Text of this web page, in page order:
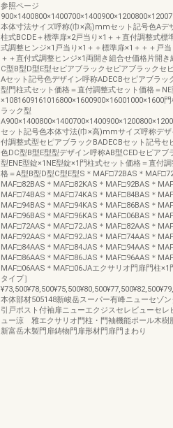
参照ページ
本体寸法サイズ呼称(巾×高)mmセット記号色Aデ
柱式BCDE＋標準扉×2戸当り×1＋＋直付調整式標
式調整ヒンジ×1戸当り×1＋＋標準扉×1＋＋＋戸当
＋＋直付式調整ヒンジ×1両開き組合せ価格片開き
C型B型D型E型セピアブラックセピアブラックセ
Aセット記号色デザイン呼称ADECBセピアブラッ
型門柱式セット価格＝直付調整式セット価格＝NE
×1081609161016800×1600900×16001000×1600
ラック型
セット記号色本体寸法(巾×高)mmサイズ呼称デ
付調整式型セピアブラックBADECBセット記号セ
色DC型B型E型型デザイン呼称AB型CEDセピアブ
型ENE型錠×1NE型錠×1門柱式セット価格＝直付
格＝A型B型D型C型E型S＊MAF□72BAS＊
MAF□82BAS＊MAF□82KAS＊MAF□92BAS＊
MAF□74BAS＊MAF□74KAS＊MAF□84BAS＊
MAF□94BAS＊MAF□94KAS＊MAF□86BAS＊
MAF□96BAS＊MAF□96KAS＊MAF□06BAS＊
MAF□72AAS＊MAF□72JAS＊MAF□82AAS＊
MAF□92AAS＊MAF□92JAS＊MAF□74AAS＊
MAF□84AAS＊MAF□84JAS＊MAF□94AAS＊
MAF□86AAS＊MAF□86JAS＊MAF□96AAS＊
MAF□06AAS＊MAF□06JAエクサリオ門扉門柱×1
タイプ］
本体部材505148新峻岳スーパー有峰ニューセゾ
引戸ポスト付袖扉ニューエクジスセレビューセレ
ュー涼 雅エクサリオ門柱・門袖機能ポール木
新富岳木製門扉鋳物門扉形材門扉門まわり